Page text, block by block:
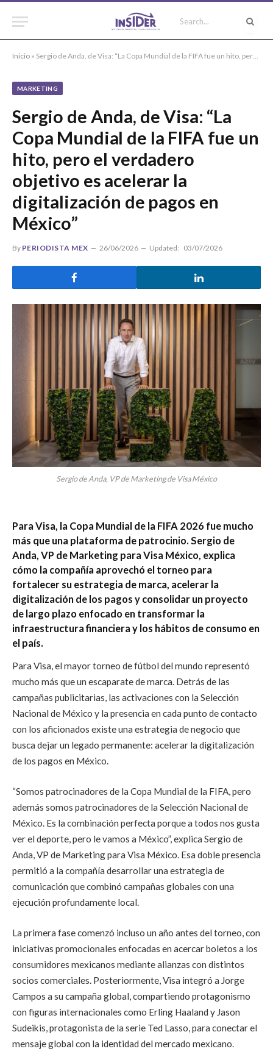
Inicio » Sergio de Anda, de Visa: “La Copa Mundial de la FIFA fue un hito, pero el verdadero objetivo es acelerar la digitalización de pagos en México”
MARKETING
Sergio de Anda, de Visa: “La
Copa Mundial de la FIFA fue un
hito, pero el verdadero
objetivo es acelerar la
digitalización de pagos en
México”
By PERIODISTA MEX 26/06/2026 Updated: 03/07/2026
Sergio de Anda, VP de Marketing de Visa México
Para Visa, la Copa Mundial de la FIFA 2026 fue mucho
más que una plataforma de patrocinio. Sergio de
Anda, VP de Marketing para Visa México, explica
cómo la compañía aprovechó el torneo para
fortalecer su estrategia de marca, acelerar la
digitalización de los pagos y consolidar un proyecto
de largo plazo enfocado en transformar la
infraestructura financiera y los hábitos de consumo en
el país.
Para Visa, el mayor torneo de fútbol del mundo representó
mucho más que un escaparate de marca. Detrás de las
campañas publicitarias, las activaciones con la Selección
Nacional de México y la presencia en cada punto de contacto
con los aficionados existe una estrategia de negocio que
busca dejar un legado permanente: acelerar la digitalización
de los pagos en México.
“Somos patrocinadores de la Copa Mundial de la FIFA, pero
además somos patrocinadores de la Selección Nacional de
México. Es la combinación perfecta porque a todos nos gusta
ver el deporte, pero le vamos a México”, explica Sergio de
Anda, VP de Marketing para Visa México. Esa doble presencia
permitió a la compañía desarrollar una estrategia de
comunicación que combinó campañas globales con una
ejecución profundamente local.
La primera fase comenzó incluso un año antes del torneo, con
iniciativas promocionales enfocadas en acercar boletos a los
consumidores mexicanos mediante alianzas con distintos
socios comerciales. Posteriormente, Visa integró a Jorge
Campos a su campaña global, compartiendo protagonismo
con figuras internacionales como Erling Haaland y Jason
Sudeikis, protagonista de la serie Ted Lasso, para conectar el
mensaje global con la identidad del mercado mexicano.